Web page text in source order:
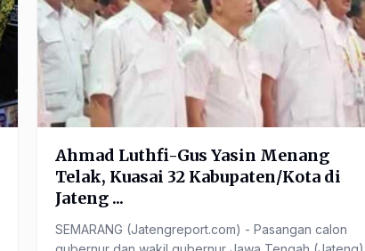
Ahmad Luthfi-Gus Yasin Menang
Telak, Kuasai 32 Kabupaten/Kota di
Jateng ...
SEMARANG (Jatengreport.com) - Pasangan calon